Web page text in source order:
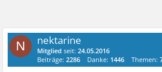
N nektarine
Mitglied seit:24.05.2016
Beiträge:2286 Danke: 1446 Themen: